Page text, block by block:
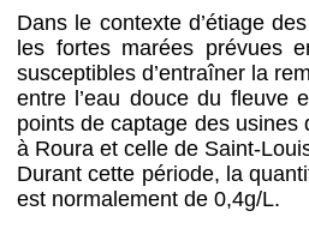
Dans le contexte d’étiage
les fortes marées prévues
susceptibles d’entraîner la
entre l’eau douce du fleuve
points de captage des usines
à Roura et celle de Saint-
Durant cette période, la
est normalement de 0,4g/L.